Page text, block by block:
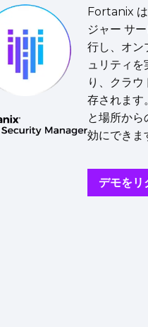
Fortanix
ジャー サ
行し、オン
ュリティ
り、クラ
存されます
と場所か
効にできま
デモをリ